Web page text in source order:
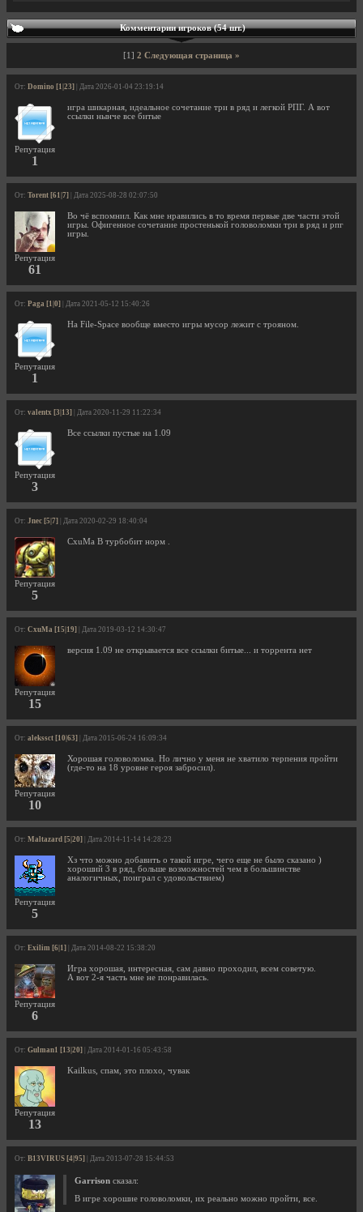
Комментарии игроков (54 шт.)
[1] 2 Следующая страница »
От: Domino [1|23] | Дата 2026-01-04 23:19:14
Репутация
1
игра шикарная, идеальное сочетание три в ряд и легкой РПГ. А вот
ссылки нынче все битые
От: Torent [61|7] | Дата 2025-08-28 02:07:50
Репутация
61
Во чё вспомнил. Как мне нравились в то время первые две части этой
игры. Офигенное сочетание простенькой головоломки три в ряд и рпг
игры.
От: Paga [1|0] | Дата 2021-05-12 15:40:26
Репутация
1
На File-Space вообще вместо игры мусор лежит с трояном.
От: valentx [3|13] | Дата 2020-11-29 11:22:34
Репутация
3
Все ссылки пустые на 1.09
От: Jnec [5|7] | Дата 2020-02-29 18:40:04
Репутация
5
CxuMa В турбобит норм .
От: CxuMa [15|19] | Дата 2019-03-12 14:30:47
Репутация
15
версия 1.09 не открывается все ссылки битые... и торрента нет
От: alekssct [10|63] | Дата 2015-06-24 16:09:34
Репутация
10
Хорошая головоломка. Но лично у меня не хватило терпения пройти
(где-то на 18 уровне героя забросил).
От: Maltazard [5|20] | Дата 2014-11-14 14:28:23
Репутация
5
Хз что можно добавить о такой игре, чего еще не было сказано )
хороший 3 в ряд, больше возможностей чем в большинстве
аналогичных, поиграл с удовольствием)
От: Exilim [6|1] | Дата 2014-08-22 15:38:20
Репутация
6
Игра хорошая, интересная, сам давно проходил, всем советую.
А вот 2-я часть мне не понравилась.
От: Gulman1 [13|20] | Дата 2014-01-16 05:43:58
Репутация
13
Kailkus, спам, это плохо, чувак
От: B13VIRUS [4|95] | Дата 2013-07-28 15:44:53
Garrison сказал:
В игре хорошие головоломки, их реально можно пройти, все.